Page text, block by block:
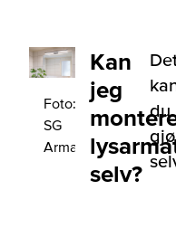
Foto:
SG
Armaturen
Kan
jeg
selv?
du